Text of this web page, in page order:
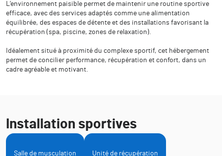
L’environnement paisible permet de maintenir une routine sportive
efficace, avec des services adaptés comme une alimentation
équilibrée, des espaces de détente et des installations favorisant la
récupération (spa, piscine, zones de relaxation).
Idéalement situé à proximité du complexe sportif, cet hébergement
permet de concilier performance, récupération et confort, dans un
cadre agréable et motivant.
Installation sportives
Salle de musculation Unité de récupération